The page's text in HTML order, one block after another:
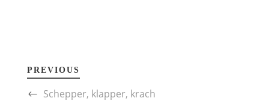
PREVIOUS
Schepper, klapper, krach